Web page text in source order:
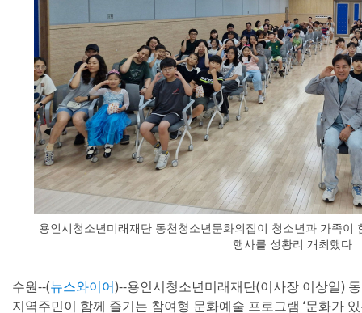
용인시청소년미래재단 동천청소년문화의집이 청소년과 가족이
행사를 성황리 개최했다
수원--(뉴스와이어)--용인시청소년미래재단(이사장 이상일)
지역주민이 함께 즐기는 참여형 문화예술 프로그램 ‘문화가